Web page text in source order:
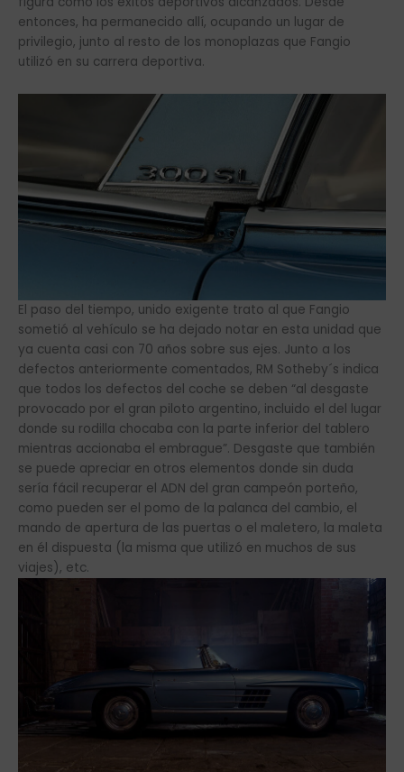
entonces, ha permanecido allí, ocupando un lugar de
privilegio, junto al resto de los monoplazas que Fangio
utilizó en su carrera deportiva.
El paso del tiempo, unido exigente trato al que Fangio
sometió al vehículo se ha dejado notar en esta unidad que
ya cuenta casi con 70 años sobre sus ejes. Junto a los
defectos anteriormente comentados, RM Sotheby´s indica
que todos los defectos del coche se deben “al desgaste
provocado por el gran piloto argentino, incluido el del lugar
donde su rodilla chocaba con la parte inferior del tablero
mientras accionaba el embrague”. Desgaste que también
se puede apreciar en otros elementos donde sin duda
sería fácil recuperar el ADN del gran campeón porteño,
como pueden ser el pomo de la palanca del cambio, el
mando de apertura de las puertas o el maletero, la maleta
en él dispuesta (la misma que utilizó en muchos de sus
viajes), etc.